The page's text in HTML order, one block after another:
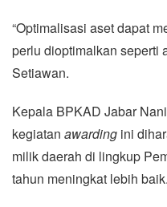
“Optimalisasi aset dapat
perlu dioptimalkan seperti
Setiawan.
Kepala BPKAD Jabar
kegiatan awarding ini
milik daerah di lingkup
tahun meningkat lebih baik.